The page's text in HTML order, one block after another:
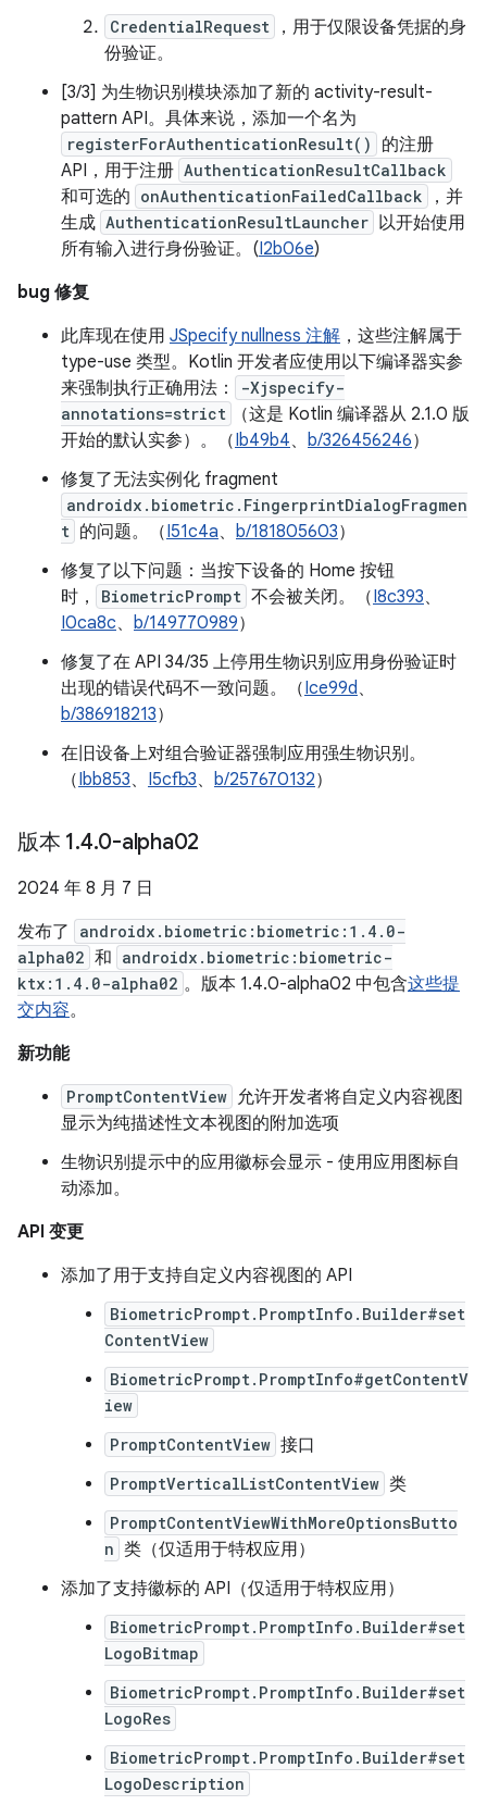
CredentialRequest
，用于仅限设备凭据的身
份验证。
[3/3] 为生物识别模块添加了新的 activity-result-
pattern API。具体来说，添加一个名为
registerForAuthenticationResult()
的注册
API，用于注册 AuthenticationResultCallback
和可选的 onAuthenticationFailedCallback
，并
生成 AuthenticationResultLauncher 以开始使用
所有输入进行身份验证。(I2b06e)
bug 修复
此库现在使用 JSpecify nullness 注解 ，这些注解属于
type-use 类型。Kotlin 开发者应使用以下编译器实参
来强制执行正确用法：
-Xjspecify-
annotations=strict
（这是 Kotlin 编译器从 2.1.0 版
开始的默认实参）。（Ib49b4、 b/326456246）
修复了无法实例化 fragment
androidx.biometric.FingerprintDialogFragmen
t 的问题。（I51c4a、 b/181805603）
修复了以下问题：当按下设备的 Home 按钮
时，
BiometricPrompt 不会被关闭。（I8c393、
I0ca8c、 b/149770989）
修复了在 API 34/35 上停用生物识别应用身份验证时
出现的错误代码不一致问题。（Ice99d、
b/386918213）
在旧设备上对组合验证器强制应用强生物识别。
（Ibb853、 I5cfb3、 b/257670132）
版本 1.4.0-alpha02
2024 年 8 月 7 日
发布了
androidx.biometric:biometric:1.4.0-
alpha02 和 androidx.biometric:biometric-
ktx:1.4.0-alpha02 。版本 1.4.0-alpha02 中包含这些提
交内容。
新功能
PromptContentView 允许开发者将自定义内容视图
显示为纯描述性文本视图的附加选项
生物识别提示中的应用徽标会显示 - 使用应用图标自
动添加。
API 变更
添加了用于支持自定义内容视图的 API
BiometricPrompt.PromptInfo.Builder#set
ContentView
BiometricPrompt.PromptInfo#getContentV
iew
PromptContentView 接口
PromptVerticalListContentView 类
PromptContentViewWithMoreOptionsButto
n 类（仅适用于特权应用）
添加了支持徽标的 API（仅适用于特权应用）
BiometricPrompt.PromptInfo.Builder#set
LogoBitmap
BiometricPrompt.PromptInfo.Builder#set
LogoRes
BiometricPrompt.PromptInfo.Builder#set
LogoDescription